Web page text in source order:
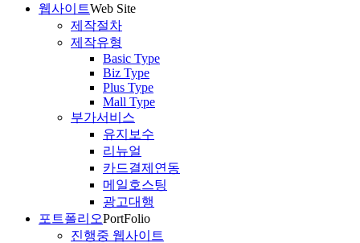
웹사이트Web Site
제작절차
제작유형
Basic Type
Biz Type
Plus Type
Mall Type
부가서비스
유지보수
리뉴얼
카드결제연동
메일호스팅
광고대행
포트폴리오PortFolio
진행중 웹사이트